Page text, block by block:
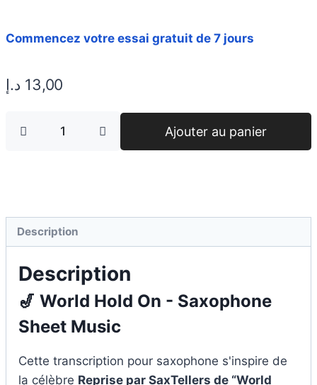
Commencez votre essai gratuit de 7 jours
13,00 د.إ
Ajouter au panier
Description
Description
🎷 World Hold On - Saxophone
Sheet Music
Cette transcription pour saxophone s'inspire de
la célèbre Reprise par SaxTellers de “World